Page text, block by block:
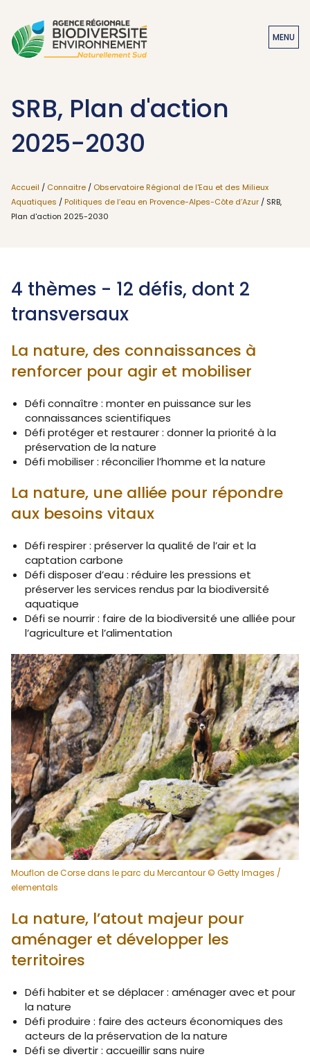
MENU
SRB, Plan d'action
2025-2030
Accueil / Connaitre / Observatoire Régional de l'Eau et des Milieux
Aquatiques / Politiques de l’eau en Provence-Alpes-Côte d’Azur / SRB,
Plan d'action 2025-2030
4 thèmes - 12 défis, dont 2
transversaux
La nature, des connaissances à
renforcer pour agir et mobiliser
Défi connaître : monter en puissance sur les
connaissances scientifiques
Défi protéger et restaurer : donner la priorité à la
préservation de la nature
Défi mobiliser : réconcilier l’homme et la nature
La nature, une alliée pour répondre
aux besoins vitaux
Défi respirer : préserver la qualité de l’air et la
captation carbone
Défi disposer d’eau : réduire les pressions et
préserver les services rendus par la biodiversité
aquatique
Défi se nourrir : faire de la biodiversité une alliée pour
l’agriculture et l’alimentation
Mouflon de Corse dans le parc du Mercantour © Getty Images /
elementals
La nature, l’atout majeur pour
aménager et développer les
territoires
Défi habiter et se déplacer : aménager avec et pour
la nature
Défi produire : faire des acteurs économiques des
acteurs de la préservation de la nature
Défi se divertir : accueillir sans nuire